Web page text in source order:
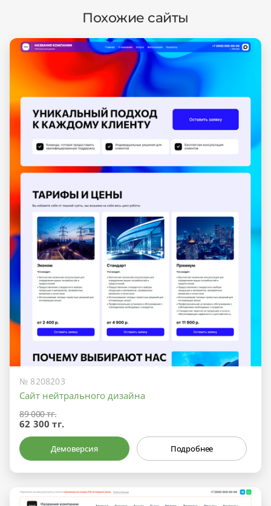
Похожие сайты
№ 8208203
Сайт нейтрального дизайна
89 000 тг.
62 300 тг.
Демоверсия Подробнее